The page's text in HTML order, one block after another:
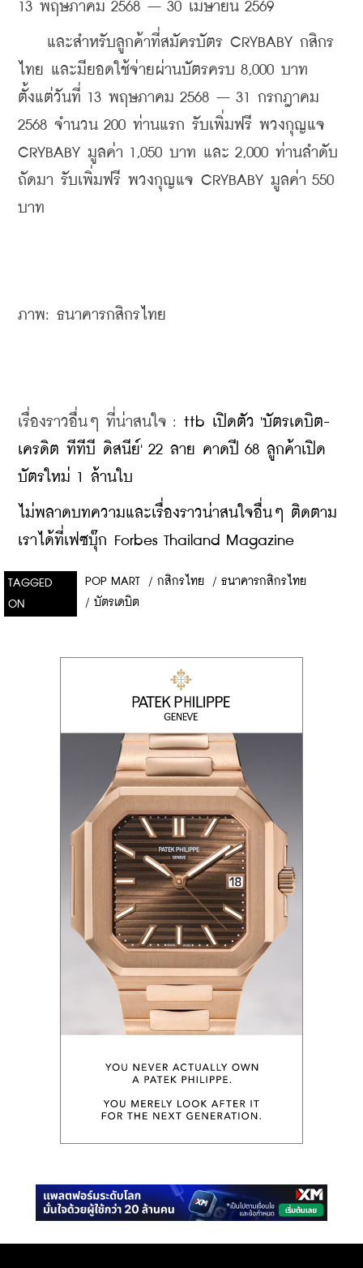
13 พฤษภาคม 2568 – 30 เมษายน 2569
และสำหรับลูกค้าที่สมัครบัตร CRYBABY กสิกร
ไทย และมียอดใช้จ่ายผ่านบัตรครบ 8,000 บาท
ตั้งแต่วันที่ 13 พฤษภาคม 2568 – 31 กรกฎาคม
2568 จำนวน 200 ท่านแรก รับเพิ่มฟรี พวงกุญแจ
CRYBABY มูลค่า 1,050 บาท และ 2,000 ท่านลำดับ
ถัดมา รับเพิ่มฟรี พวงกุญแจ CRYBABY มูลค่า 550
บาท
ภาพ: ธนาคารกสิกรไทย
เรื่องราวอื่นๆ ที่น่าสนใจ : ttb เปิดตัว 'บัตรเดบิต-
เครดิต ทีทีบี ดิสนีย์' 22 ลาย คาดปี 68 ลูกค้าเปิด
บัตรใหม่ 1 ล้านใบ
ไม่พลาดบทความและเรื่องราวน่าสนใจอื่นๆ ติดตาม
เราได้ที่เฟซบุ๊ก Forbes Thailand Magazine
TAGGED
ON
POP MART / กสิกรไทย / ธนาคารกสิกรไทย
/ บัตรเดบิต